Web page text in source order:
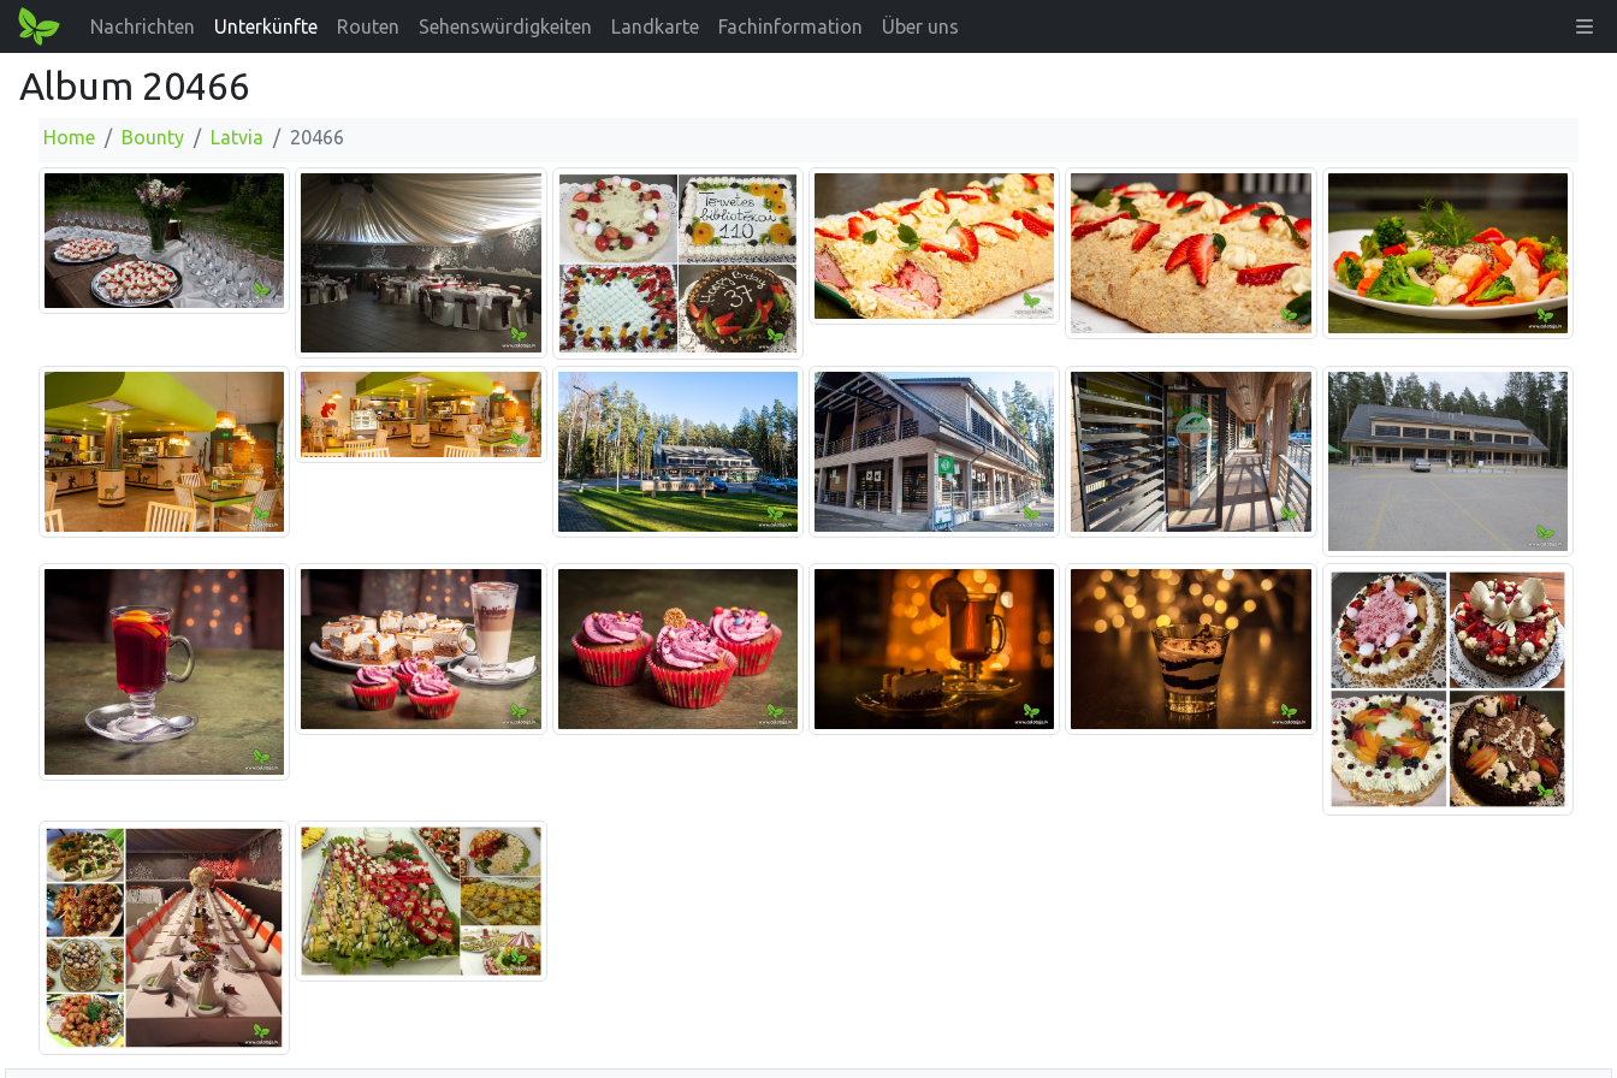
Nachrichten Unterkünfte Routen Sehenswürdigkeiten Landkarte Fachinformation Über uns
Album 20466
Home Bounty Latvia 20466